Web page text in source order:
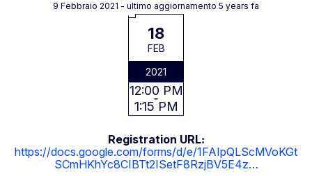
9 Febbraio 2021 - ultimo aggiornamento 5 years fa
18
FEB
2021
12:00 PM
1:15 PM
Registration URL
https://docs.google.com/forms/d/e/1FAIpQLScMVoKGt
SCmHKhYc8CIBTt2ISetF8RzjBV5E4z…